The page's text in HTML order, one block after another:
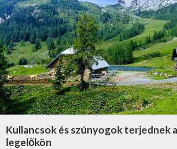
Kullancsok és szúnyogok terjednek
legelőkön